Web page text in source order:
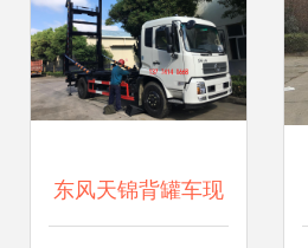
东风天锦背罐车现